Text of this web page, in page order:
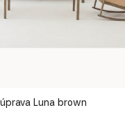
Luna brown